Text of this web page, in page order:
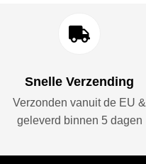
Snelle Verzending
Verzonden vanuit de EU &
geleverd binnen 5 dagen